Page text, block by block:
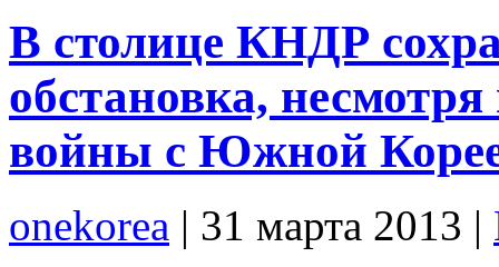
В столице КНДР
обстановка,
войны с Южной
onekorea | 31 марта 2013 |